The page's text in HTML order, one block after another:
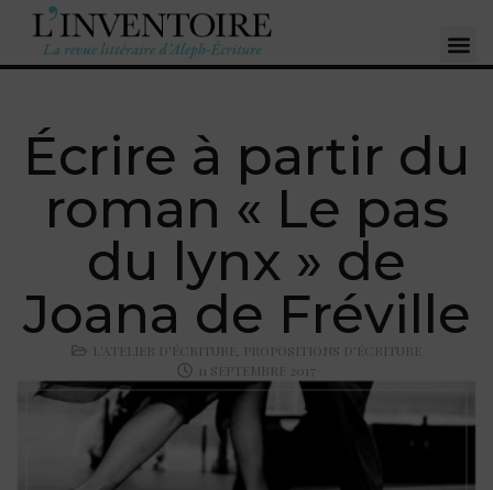
Écrire à partir du
roman « Le pas
du lynx » de
Joana de Fréville
L'ATELIER D'ÉCRITURE
PROPOSITIONS D'ÉCRITURE
11 SEPTEMBRE 2017